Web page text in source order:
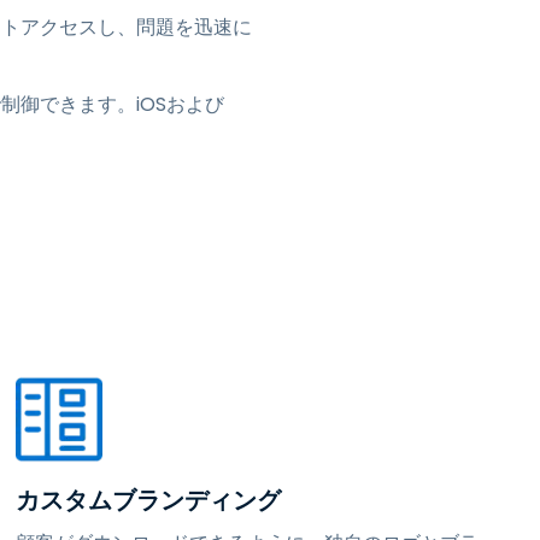
アクセスし、問題を迅速に
御できます。iOSおよび
カスタムブランディング